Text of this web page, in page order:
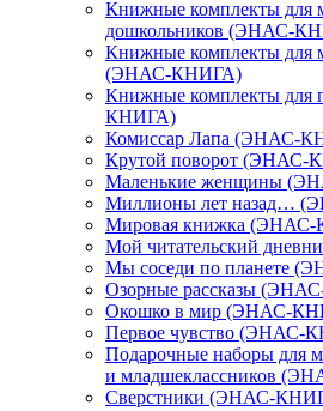
Книжные комплекты для
дошкольников (ЭНАС-
Книжные комплекты для
(ЭНАС-КНИГА)
Книжные комплекты для
КНИГА)
Комиссар Лапа (ЭНАС-
Крутой поворот (ЭНАС-
Маленькие женщины
Миллионы лет назад…
Мировая книжка
Мой читательский
Мы соседи по планете
Озорные рассказы
Окошко в мир (ЭНАС-
Первое чувство (ЭНАС-
Подарочные наборы для
и младшеклассников
Сверстники (ЭНАС-